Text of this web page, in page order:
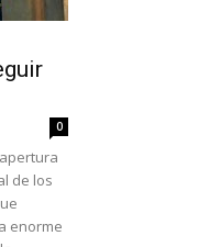
0
de los
enorme